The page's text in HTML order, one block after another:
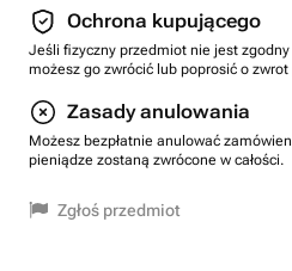
Ochrona kupującego
Jeśli fizyczny przedmiot nie jest
możesz go zwrócić lub poprosić o zwrot
Zasady anulowania
Możesz bezpłatnie anulować
pieniądze zostaną zwrócone w całości.
Zgłoś przedmiot